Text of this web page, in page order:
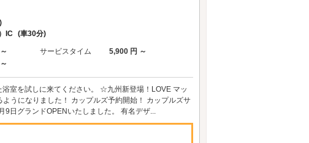
IC (車30分)
サービスタイム
5,900 円 ～
室を試しに来てください。 ☆九州新登場！LOVE マッ
になりました！ カップルズ予約開始！ カップルズサ
9日グランドOPENいたしました。 有名デザ...